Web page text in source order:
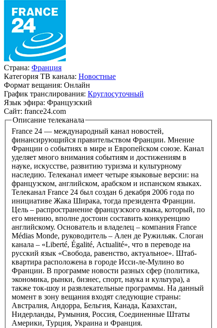
Страна: Франция
Категория ТВ канала: Новостные
Формат вещания: Онлайн
График транслирования: Круглосуточный
Язык эфира: Французский
Сайт: france24.com
Описание телеканала
France 24 — международный канал новостей,
финансирующийся правительством Франции. Мнение
Франции о событиях в мире и Европейском союзе. Канал
уделяет много внимания событиям и достижениям в
науке, искусстве, развитию туризма и культурному
наследию. Телеканал имеет четыре языковые версии: на
французском, английском, арабском и испанском языках.
Телеканал France 24 был создан 6 декабря 2006 года по
инициативе Жака Ширака, тогда президента Франции.
Цель – распространение французского языка, который, по
его мнению, вполне достоин составить конкуренцию
английскому. Основатель и владелец – компания France
Médias Monde, руководитель – Ален де Ружильяк. Слоган
канала – «Liberté, Égalité, Actualité», что в переводе на
русский язык «Свобода, равенство, актуальное». Штаб-
квартира расположена в городе Исси-ле-Мулино во
Франции. В программе новости разных сфер (политика,
экономика, рынки, бизнес, спорт, наука и культура), а
также ток-шоу и развлекательные программы. На данный
момент в зону вещания входят следующие страны:
Австралия, Андорра, Бельгия, Канада, Казахстан,
Нидерланды, Румыния, Россия, Соединенные Штаты
Америки, Турция, Украина и Франция.